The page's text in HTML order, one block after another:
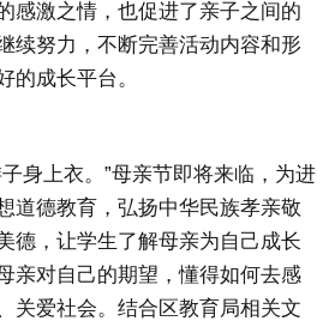
感激之情，也促进了亲子之间的
续努力，不断完善活动内容和形
的成长平台。
上衣。”母亲节即将来临，为进
道德教育，弘扬中华民族孝亲敬
德，让学生了解母亲为自己成长
亲对自己的期望，懂得如何去感
关爱社会。结合区教育局相关文